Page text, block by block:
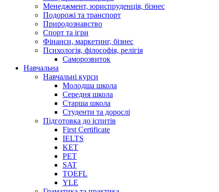
Менеджмент, юриспруденція, бізнес
Подорожі та транспорт
Природознавство
Спорт та ігри
Фінанси, маркетинг, бізнес
Психологія, філософія, релігія
Саморозвиток
Навчальна
Навчальні курси
Молодша школа
Середня школа
Старша школа
Студенти та дорослі
Підготовка до іспитів
First Certificate
IELTS
KET
PET
SAT
TOEFL
YLE